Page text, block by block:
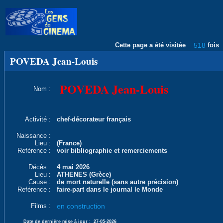
Cette page a été visitée 518 fois
POVEDA Jean-Louis
Nom : POVEDA Jean-Louis
Activité : chef-décorateur français
Naissance :
Lieu :
(France)
Reférence :
voir bibliographie et remerciements
Décès :
4 mai 2026
Lieu :
ATHENES (Grèce)
Cause :
de mort naturelle (sans autre précision)
Reférence :
faire-part dans le journal le Monde
Films : en construction
Date de dernière mise à jour : 27-05-2026